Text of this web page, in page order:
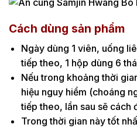
Cách dùng sản phẩm
Ngày dùng 1 viên, uống
tiếp theo, 1 hộp dùng 6
Nếu trong khoảng thời
hiệu nguy hiểm (choáng
tiếp theo, lần sau sẽ cách
Trong thời gian này tốt